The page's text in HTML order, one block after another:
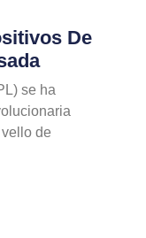
De
se ha
de